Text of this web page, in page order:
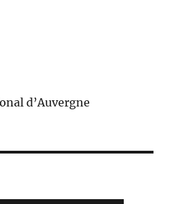
d’Auvergne